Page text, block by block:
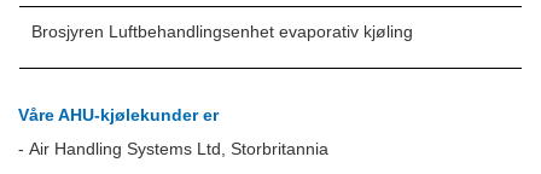
Brosjyren Luftbehandlingsenhet evaporativ kjøling
Våre AHU-kjølekunder er
- Air Handling Systems Ltd, Storbritannia